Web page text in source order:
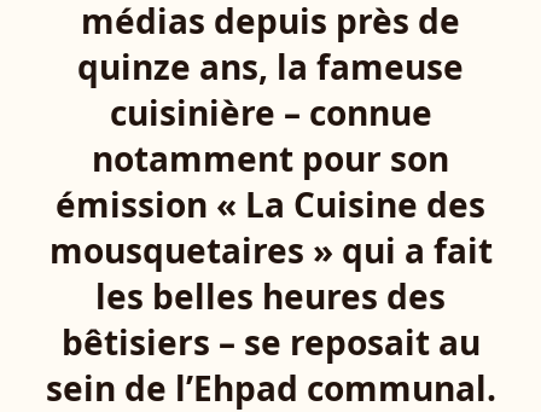
médias depuis près de
quinze ans, la fameuse
cuisinière – connue
notamment pour son
émission « La Cuisine des
mousquetaires » qui a fait
les belles heures des
bêtisiers – se reposait au
sein de l’Ehpad communal.